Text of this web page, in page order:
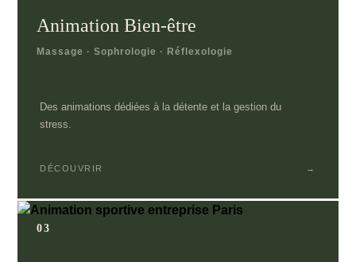
Animation Bien-être
Massage · Sophrologie · Réflexologie
Des animations dédiées à la détente et la gestion du
stress.
DÉCOUVRIR →
03